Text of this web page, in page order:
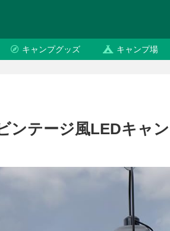
キャンプグッズ キャンプ場
ンテージ風LEDキャ